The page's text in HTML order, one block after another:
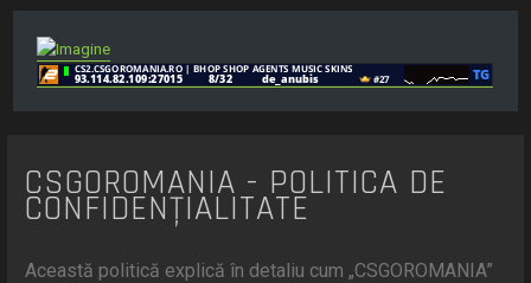
CSGOROMANIA - POLITICA DE
CONFIDENŢIALITATE
Această politică explică în detaliu cum „CSGOROMANIA”